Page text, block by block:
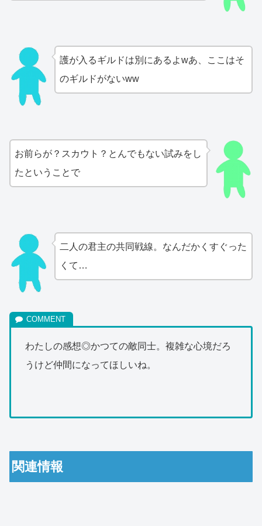
護が入るギルドは別にあるよwあ、ここはそ
のギルドがないww
お前らが？スカウト？とんでもない試みをし
たということで
二人の君主の共同戦線。なんだかくすぐった
くて…
わたしの感想◎かつての敵同士。複雑な心境だろ
うけど仲間になってほしいね。
関連情報